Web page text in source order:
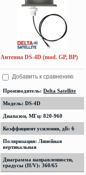
Антенна DS-4D (mod. GP, BP)
Добавить к сравнению
Производитель:Delta Satellite
Модель: DS-4D
Диапазон, МГц: 820-960
Коэффициент усиления, дБ: 6
Поляризация: Линейная
вертикальная
Диаграмма направленности,
градусы (H/V): 360/65